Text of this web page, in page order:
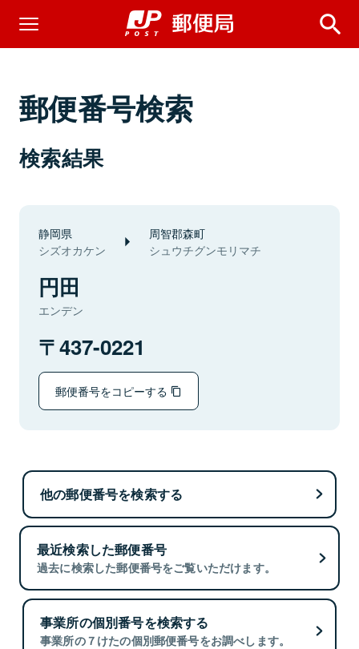
郵便番号検索
検索結果
静岡県
シズオカケン
周智郡森町
シュウチグンモリマチ
円田
エンデン
437-0221
郵便番号をコピーする
他の郵便番号を検索する
最近検索した郵便番号
過去に検索した郵便番号をご覧いただけます。
事業所の個別番号を検索する
事業所の７けたの個別郵便番号をお調べします。